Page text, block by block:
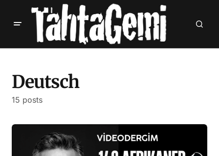
Deutsch
15 posts